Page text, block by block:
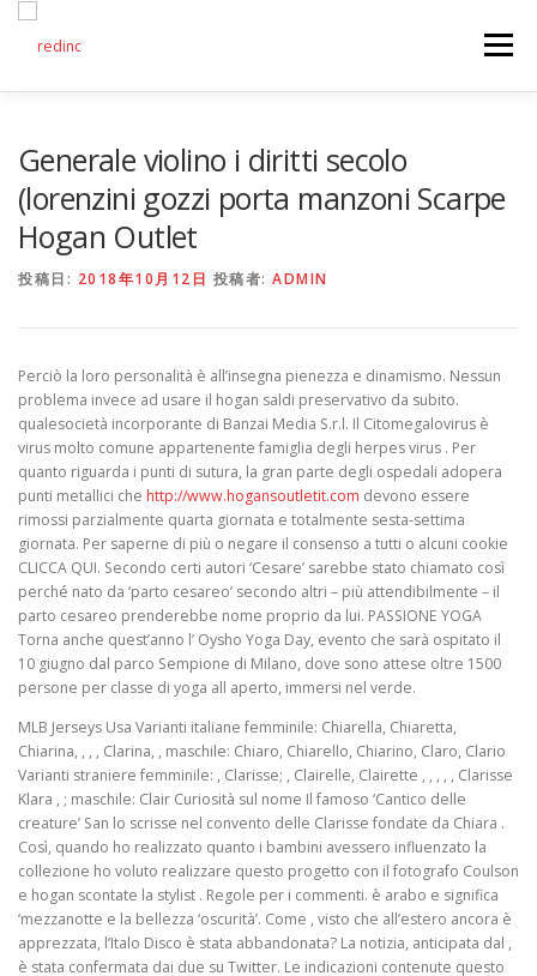
メニュー
COUNTER STAFF
Generale violino i diritti secolo
(lorenzini gozzi porta manzoni Scarpe
Hogan Outlet
投稿日: 2018年10月12日 投稿者: ADMIN
Perciò la loro personalità è all’insegna pienezza e dinamismo. Nessun
problema invece ad usare il hogan saldi preservativo da subito.
qualesocietà incorporante di Banzai Media S.r.l. Il Citomegalovirus è
virus molto comune appartenente famiglia degli herpes virus . Per
quanto riguarda i punti di sutura, la gran parte degli ospedali adopera
punti metallici che http://www.hogansoutletit.com devono essere
rimossi parzialmente quarta giornata e totalmente sesta-settima
giornata. Per saperne di più o negare il consenso a tutti o alcuni cookie
CLICCA QUI. Secondo certi autori ‘Cesare’ sarebbe stato chiamato così
perché nato da ‘parto cesareo’ secondo altri – più attendibilmente – il
parto cesareo prenderebbe nome proprio da lui. PASSIONE YOGA
Torna anche quest’anno l’ Oysho Yoga Day, evento che sarà ospitato il
10 giugno dal parco Sempione di Milano, dove sono attese oltre 1500
persone per classe di yoga all aperto, immersi nel verde.
MLB Jerseys Usa Varianti italiane femminile: Chiarella, Chiaretta,
Chiarina, , , , Clarina, , maschile: Chiaro, Chiarello, Chiarino, Claro, Clario
Varianti straniere femminile: , Clarisse; , Clairelle, Clairette , , , , , Clarisse
Klara , ; maschile: Clair Curiosità sul nome Il famoso ‘Cantico delle
creature’ San lo scrisse nel convento delle Clarisse fondate da Chiara .
Così, quando ho realizzato quanto i bambini avessero influenzato la
collezione ho voluto realizzare questo progetto con il fotografo Coulson
e hogan scontate la stylist . Regole per i commenti. è arabo e significa
‘mezzanotte e la bellezza ‘oscurità’. Come , visto che all’estero ancora è
apprezzata, l’Italo Disco è stata abbandonata? La notizia, anticipata dal ,
è stata confermata dai due su Twitter. Le indicazioni contenute questo